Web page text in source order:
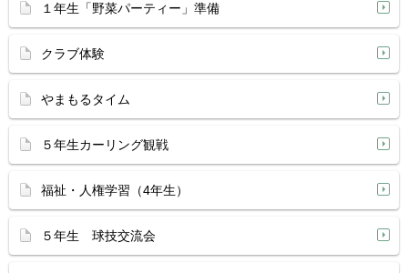
１年生「野菜パーティー」準備
クラブ体験
やまもるタイム
５年生カーリング観戦
福祉・人権学習（4年生）
５年生 球技交流会